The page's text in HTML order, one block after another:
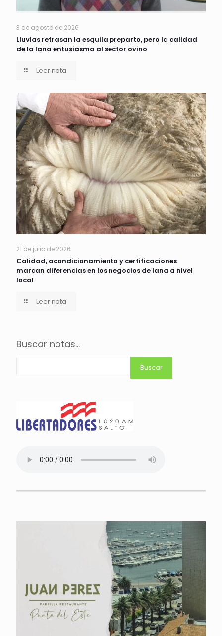
3 de agosto de 2026
Lluvias retrasan la esquila preparto, pero la calidad
de la lana entusiasma al sector ovino
Leer nota
21 de julio de 2026
Calidad, acondicionamiento y certificaciones
marcan diferencias en los negocios de lana a nivel
local
Leer nota
Buscar notas...
Buscar